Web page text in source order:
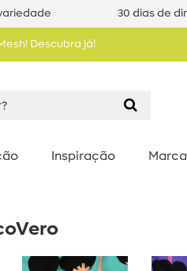
30 dias de
Descubra já!
Inspiração